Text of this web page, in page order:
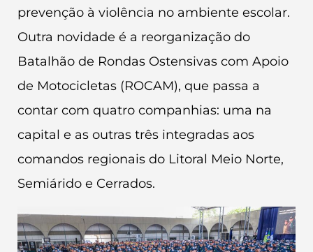
prevenção à violência no ambiente escolar.
Outra novidade é a reorganização do
Batalhão de Rondas Ostensivas com Apoio
de Motocicletas (ROCAM), que passa a
contar com quatro companhias: uma na
capital e as outras três integradas aos
comandos regionais do Litoral Meio Norte,
Semiárido e Cerrados.